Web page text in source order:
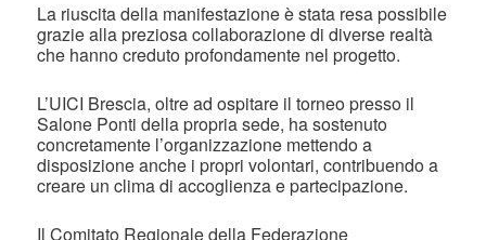
La riuscita della manifestazione è stata resa possibile
grazie alla preziosa collaborazione di diverse realtà
che hanno creduto profondamente nel progetto.
L’UICI Brescia, oltre ad ospitare il torneo presso il
Salone Ponti della propria sede, ha sostenuto
concretamente l’organizzazione mettendo a
disposizione anche i propri volontari, contribuendo a
creare un clima di accoglienza e partecipazione.
Il Comitato Regionale della Federazione